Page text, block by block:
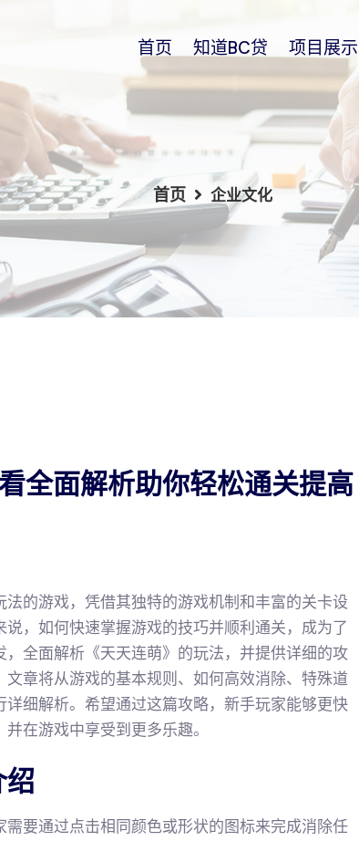
首页 知道BC贷 项目展示
首页 企业文化
全面解析助你轻松通关提高
法的游戏，凭借其独特的游戏机制和丰富的关卡设
，如何快速掌握游戏的技巧并顺利通关，成为了
全面解析《天天连萌》的玩法，并提供详细的攻
章将从游戏的基本规则、如何高效消除、特殊道
细解析。希望通过这篇攻略，新手玩家能够更快
在游戏中享受到更多乐趣。
绍
需要通过点击相同颜色或形状的图标来完成消除任